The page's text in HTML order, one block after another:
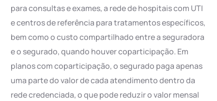
para consultas e exames, a rede de hospitais com UTI
e centros de referência para tratamentos específicos,
bem como o custo compartilhado entre a seguradora
e o segurado, quando houver coparticipação. Em
planos com coparticipação, o segurado paga apenas
uma parte do valor de cada atendimento dentro da
rede credenciada, o que pode reduzir o valor mensal